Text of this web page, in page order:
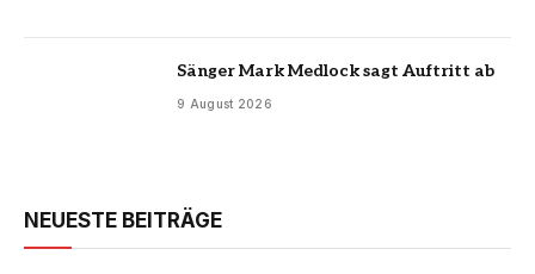
Sänger Mark Medlock sagt Auftritt ab
9 August 2026
NEUESTE BEITRÄGE